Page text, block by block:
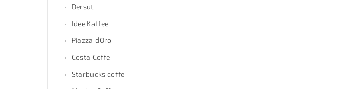
Dersut
Idee Kaffee
Piazza d´Oro
Costa Coffe
Starbucks coffe